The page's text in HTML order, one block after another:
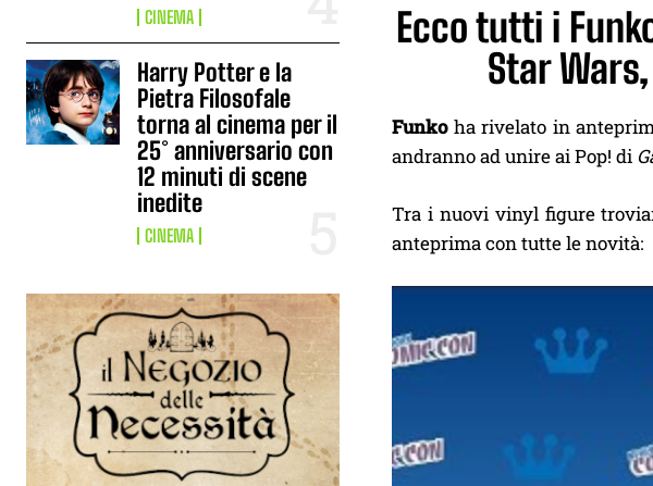
CINEMA
Harry Potter e la
Pietra Filosofale
torna al cinema per il
25° anniversario con
12 minuti di scene
inedite
CINEMA
Ecco tutti i
Star
Funkoha rivelato in
andranno ad unire ai Pop! di
Tra i nuovi vinyl figure
anteprima con tutte le novità: